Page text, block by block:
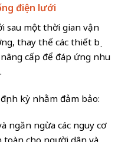
điện lưới
sau một thời gian vận
thay thế các thiết bị
cấp để đáp ứng nhu
kỳ nhằm đảm bảo:
ngăn ngừa các nguy cơ